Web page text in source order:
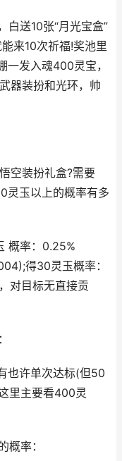
送10张“月光宝盒”
来10次祈福!奖池里
一发入魂400灵宝，
器装扮和光环，帅
空装扮礼盒?需要
灵玉以上的概率有多
率：0.25%
得30灵玉概率：
对目标无直接贡
许单次达标(但50
里主要看400灵
率：